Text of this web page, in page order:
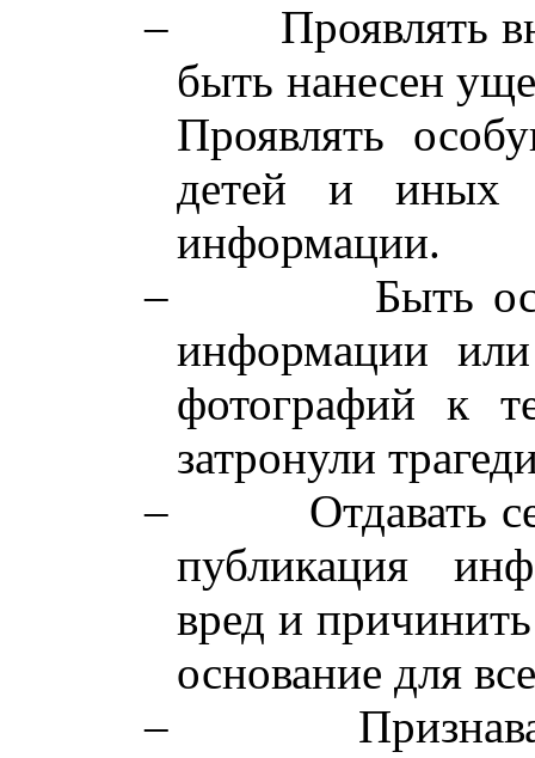
–
Проявлять
быть нанесен
Проявлять
детей и иных
информации.
–
Быть
информации
фотографий к
затронули
–
Отдавать
публикация
вред и
основание для
–